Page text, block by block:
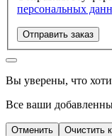
персональных
Отправить заказ
Вы уверены, что
Все ваши
Отменить Очистить